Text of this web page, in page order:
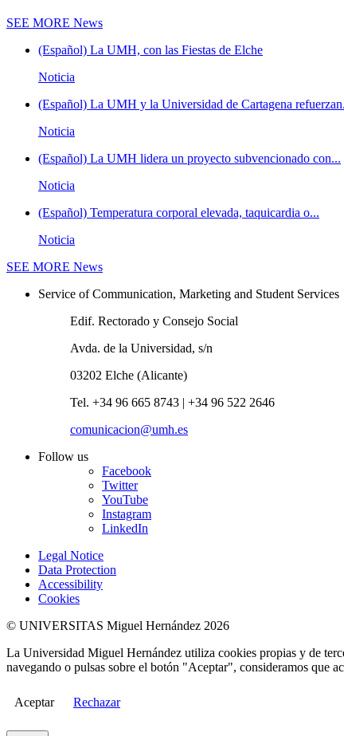
SEE MORE News
(Español) La UMH, con las Fiestas de Elche
Noticia
(Español) La UMH y la Universidad de Cartagena
Noticia
(Español) La UMH lidera un proyecto subvencionado con...
Noticia
(Español) Temperatura corporal elevada, taquicardia o...
Noticia
SEE MORE News
Service of Communication, Marketing and Student Services
Edif. Rectorado y Consejo Social
Avda. de la Universidad, s/n
03202 Elche (Alicante)
Tel. +34 96 665 8743 | +34 96 522 2646
comunicacion@umh.es
Follow us
Facebook
Twitter
YouTube
Instagram
LinkedIn
Legal Notice
Data Protection
Accessibility
Cookies
© UNIVERSITAS Miguel Hernández 2026
La Universidad Miguel Hernández utiliza cookies propias y de
navegando o pulsas sobre el botón "Aceptar", consideramos que
Aceptar Rechazar